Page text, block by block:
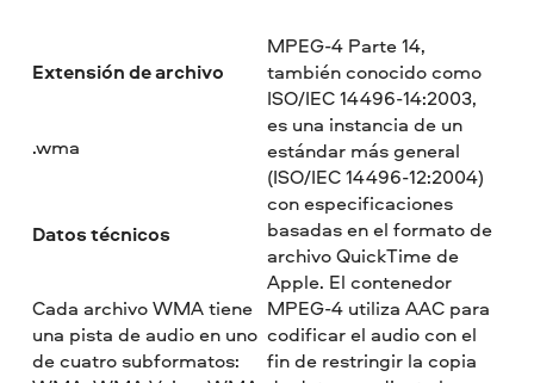
Extensión de archivo
.wma
Datos técnicos
Cada archivo WMA tiene
una pista de audio en uno
de cuatro subformatos:
MPEG-4 Parte 14,
también conocido como
ISO/IEC 14496-14:2003,
es una instancia de un
estándar más general
(ISO/IEC 14496-12:2004)
con especificaciones
basadas en el formato de
archivo QuickTime de
Apple. El contenedor
MPEG-4 utiliza AAC para
codificar el audio con el
fin de restringir la copia